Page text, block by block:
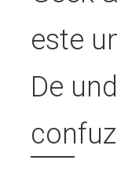
este
De